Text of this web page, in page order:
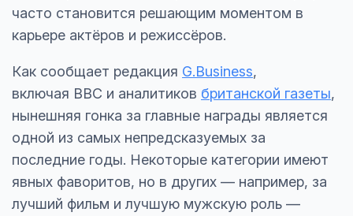
часто становится решающим моментом в
карьере актёров и режиссёров.
Как сообщает редакция G.Business,
включая BBC и аналитиков британской газеты,
нынешняя гонка за главные награды является
одной из самых непредсказуемых за
последние годы. Некоторые категории имеют
явных фаворитов, но в других — например, за
лучший фильм и лучшую мужскую роль —